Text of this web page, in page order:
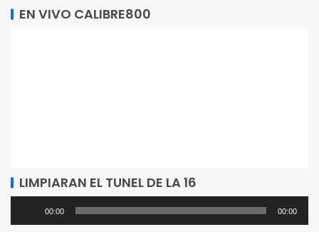
EN VIVO CALIBRE800
LIMPIARAN EL TUNEL DE LA 16
Reproductor
00:00 00:00